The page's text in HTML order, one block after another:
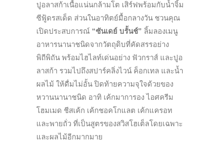
ปูอลาสก้าเนื้อแน่นกล้ามโต เสิร์ฟพร้อมกับน้ำจิ้ม
ซีฟู้ดรสเด็ด ส่วนในอาทิตย์มื้อกลางวัน ชวนคุณ
เปิดประสบการณ์ “ซันเดย์ บรั้นช์” ลิ้มลองเมนู
อาหารนานาชนิดจากวัตถุดิบที่คัดสรรอย่าง
พิถีพิถัน พร้อมไฮไลท์เด่นอย่าง ฟัวกราส์ และปูอ
ลาสก้า รวมไปถึงสปาร์คลิ่งไวน์ ค็อกเทล และน้ำ
ผลไม้ ให้ดื่มไม่อั้น ปิดท้ายความจุใจด้วยของ
หวานนานาชนิด อาทิ เค้กมาการอง ไอศครีม
โฮมเมด ชีสเค้ก เค้กชอคโกแลต เค้กแครอท
และพายถั่ว ที่เป็นสูตรของสวิสโฮเต็ลโดยเฉพาะ
และผลไม้อีกมากมาย